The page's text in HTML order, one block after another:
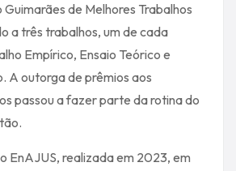
Guimarães de Melhores Trabalhos
a três trabalhos, um de cada
Empírico, Ensaio Teórico e
A outorga de prêmios aos
passou a fazer parte da rotina do
EnAJUS, realizada em 2023, em